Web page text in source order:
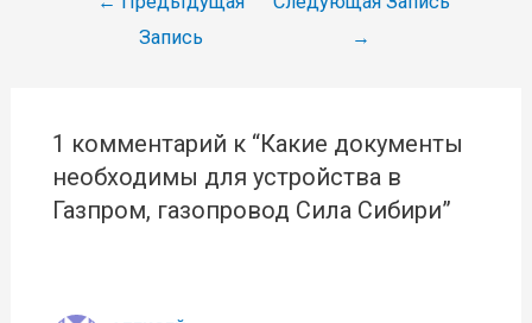
Запись
→
1 комментарий к “Какие документы
необходимы для устройства в
Газпром, газопровод Сила Сибири”